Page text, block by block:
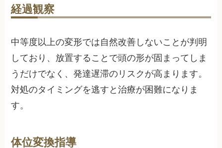
経過観察
中等度以上の変形では自然改善しないことが判明
しており、放置することで頭の形が固まってしま
うだけでなく、発達遅滞のリスクが高まります。
対処のタイミングを逃すと治療が困難になりま
す。
体位変換指導